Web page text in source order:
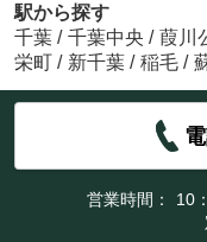
駅から探す
千葉 / 千葉中央 / 葭川
栄町 / 新千葉 / 稲毛 /
営業時間：
10